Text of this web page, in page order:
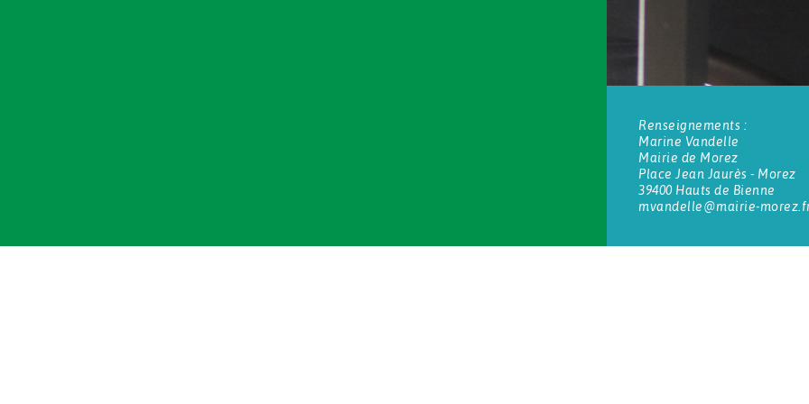
Renseignements :
Marine Vandelle
Mairie de Morez
Place Jean Jaurès - Morez
39400 Hauts de Bienne
mvandelle@mairie-